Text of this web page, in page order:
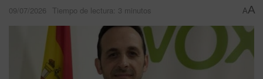
09/07/2026 Tiempo de lectura: 3 minutos AA